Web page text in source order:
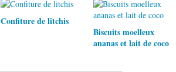
Confiture de litchis
Biscuits moelleux
ananas et lait de coco